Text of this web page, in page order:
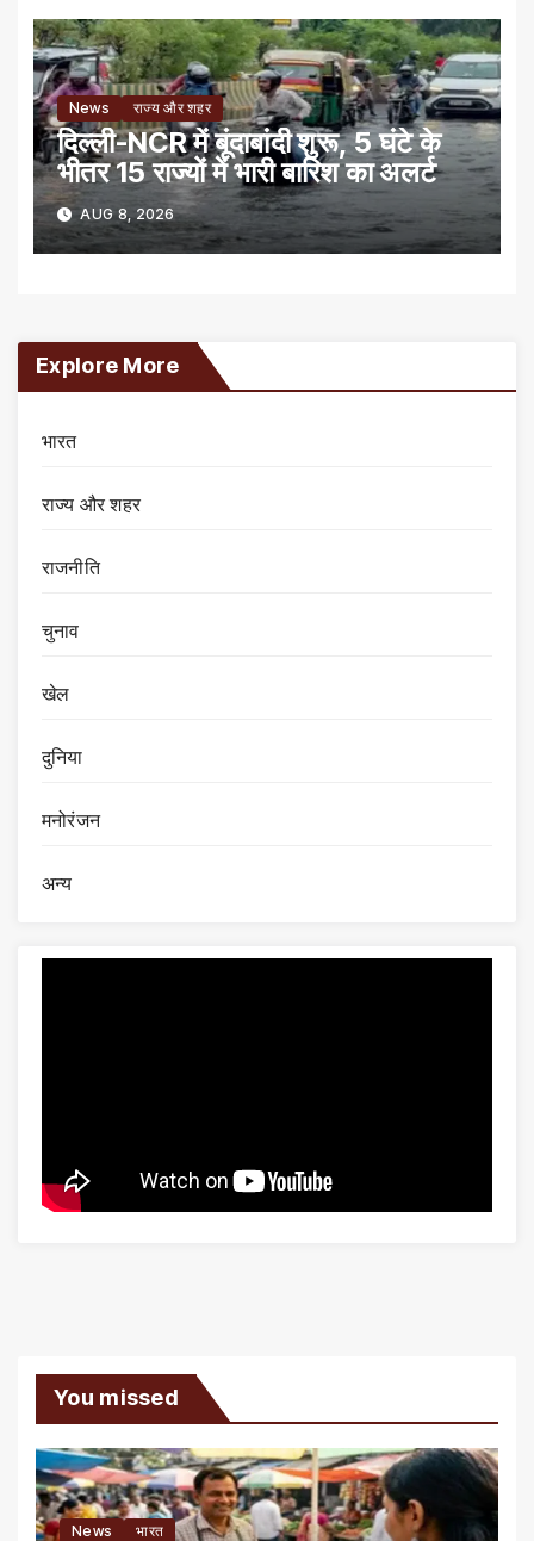
News राज्य और शहर
दिल्ली-NCR में बूंदाबांदी शुरू, 5 घंटे के
भीतर 15 राज्यों में भारी बारिश का अलर्ट
AUG 8, 2026
Explore More
भारत
राज्य और शहर
राजनीति
चुनाव
खेल
दुनिया
मनोरंजन
अन्य
You missed
News भारत